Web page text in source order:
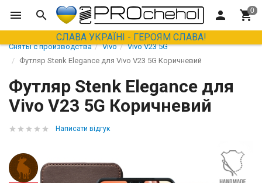
СЛАВА УКРАЇНІ - ГЕРОЯМ СЛАВА!
Сняты с производства Vivo
Vivo V23 5G
Футляр Stenk Elegance для Vivo V23 5G Коричневий
Футляр Stenk Elegance для
Vivo V23 5G Коричневий
Написати відгук